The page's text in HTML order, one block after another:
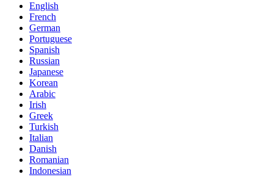
English
French
German
Portuguese
Spanish
Russian
Japanese
Korean
Arabic
Irish
Greek
Turkish
Italian
Danish
Romanian
Indonesian